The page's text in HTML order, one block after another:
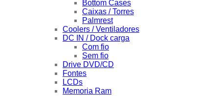
Bottom Cases
Caixas / Torres
Palmrest
Coolers / Ventiladores
DC IN / Dock carga
Com fio
Sem fio
Drive DVD/CD
Fontes
LCDs
Memoria Ram